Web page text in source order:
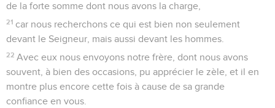
de la forte somme dont nous avons la charge,
21 car nous recherchons ce qui est bien non seulement
devant le Seigneur, mais aussi devant les hommes.
22 Avec eux nous envoyons notre frère, dont nous avons
souvent, à bien des occasions, pu apprécier le zèle, et il en
montre plus encore cette fois à cause de sa grande
confiance en vous.